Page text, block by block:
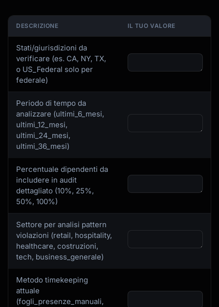
DESCRIZIONE IL TUO VALORE
Stati/giurisdizioni da
verificare (es. CA, NY, TX,
o US_Federal solo per
federale)
Periodo di tempo da
analizzare (ultimi_6_mesi,
ultimi_12_mesi,
ultimi_24_mesi,
ultimi_36_mesi)
Percentuale dipendenti da
includere in audit
dettagliato (10%, 25%,
50%, 100%)
Settore per analisi pattern
violazioni (retail, hospitality,
healthcare, costruzioni,
tech, business_generale)
Metodo timekeeping
attuale
(fogli_presenze_manuali,